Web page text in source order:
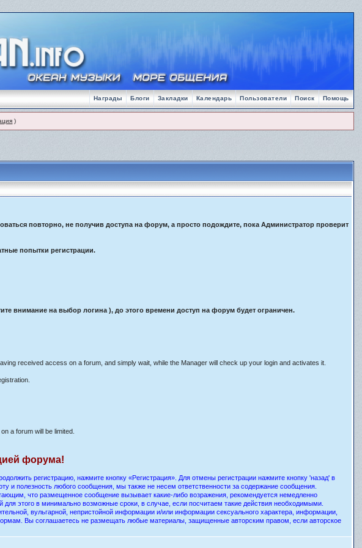
Помощь
Поиск
Пользователи
Календарь
Закладки
Блоги
Награды
)
повторно, не получив доступа на форум, а просто подождите, пока Администратор проверит
попытки регистрации.
внимание на выбор логина ), до этого времени доступ на форум будет ограничен.
received access on a forum, and simply wait, while the Manager will check up your login and activates it.
a forum will be limited.
форума!
регистрацию, нажмите кнопку «Регистрация». Для отмены регистрации нажмите кнопку 'назад' в
полезность любого сообщения, мы также не несем ответственности за содержание сообщения.
что размещенное сообщение вызывает какие-либо возражения, рекомендуется немедленно
этого в минимально возможные сроки, в случае, если посчитаем такие действия необходимыми.
вульгарной, непристойной информации и/или информации сексуального характера, информации,
Вы соглашаетесь не размещать любые материалы, защищенные авторским правом, если авторское